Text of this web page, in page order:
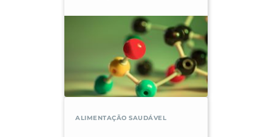
ALIMENTAÇÃO SAUDÁVEL